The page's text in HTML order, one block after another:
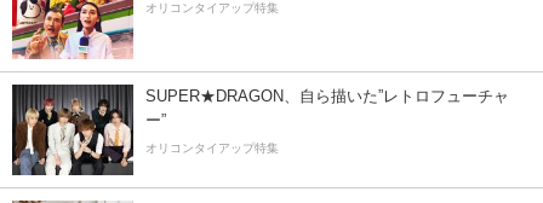
オリコンタイアップ特集
SUPER★DRAGON、自ら描いた”レトロフューチャ
ー”
オリコンタイアップ特集